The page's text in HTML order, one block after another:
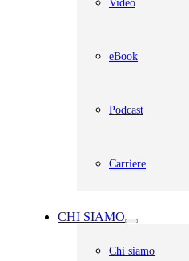
Video
eBook
Podcast
Carriere
CHI SIAMO
Chi siamo